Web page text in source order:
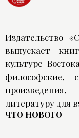
Издательство
выпускает
культуре
философские,
литературу для
ЧТО НОВОГО